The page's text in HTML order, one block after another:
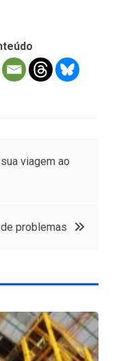
viagem ao
problemas